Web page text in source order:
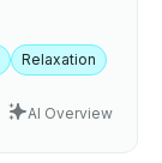
Relaxation
AI Overview